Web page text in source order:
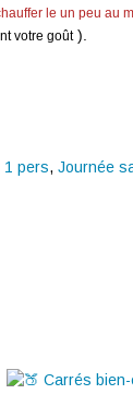
le un peu au
votre goût).
1 pers, Journée